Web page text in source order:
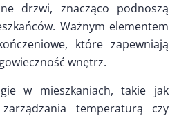
drzwi, znacząco podnoszą
Ważnym elementem
które zapewniają
wnętrz.
w mieszkaniach, takie jak
temperaturą czy